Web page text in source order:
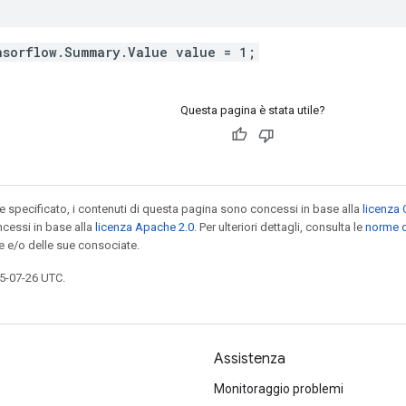
value = 1;
Questa pagina è stata utile?
specificato, i contenuti di questa pagina sono concessi in base alla licenza
in base alla licenza Apache 2.0 . Per ulteriori dettagli, consulta le norme
e/o delle sue consociate.
07-26 UTC.
Assistenza
Monitoraggio problemi